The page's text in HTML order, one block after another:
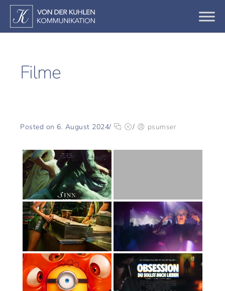
Filme
Posted on 6. August 2024/ / psumser